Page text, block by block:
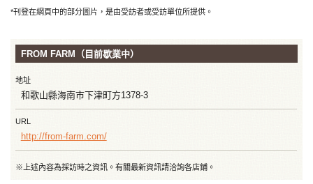
*刊登在網頁中的部分圖片，是由受訪者或受訪單位所提供。
FROM FARM（目前歇業中）
地址
和歌山縣海南市下津町方1378-3
URL
http://from-farm.com/
※上述內容為採訪時之資訊。有關最新資訊請洽詢各店鋪。